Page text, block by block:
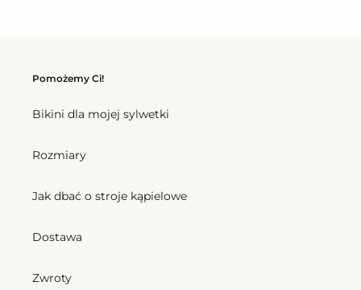
Pomożemy Ci!
Bikini dla mojej sylwetki
Rozmiary
Jak dbać o stroje kąpielowe
Dostawa
Zwroty